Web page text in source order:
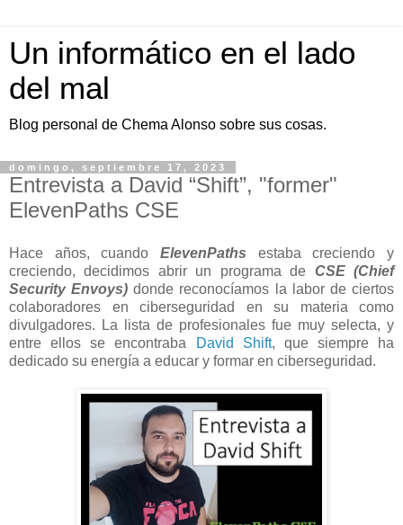
Un informático en el lado
del mal
Blog personal de Chema Alonso sobre sus cosas.
domingo, septiembre 17, 2023
Entrevista a David “Shift”, "former"
ElevenPaths CSE
Hace años, cuando ElevenPaths estaba creciendo y
creciendo, decidimos abrir un programa de CSE (Chief
Security Envoys) donde reconocíamos la labor de ciertos
colaboradores en ciberseguridad en su materia como
divulgadores. La lista de profesionales fue muy selecta, y
entre ellos se encontraba
David Shift, que siempre ha
dedicado su energía a educar y formar en ciberseguridad.